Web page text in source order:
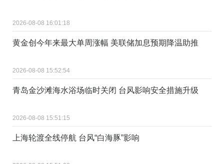
2026-08-08 16:01:18
黄金创今年来最大单周涨幅 美联储加息预期降温助推
2026-08-08 15:52:54
青岛金沙滩海水浴场临时关闭 台风影响安全措施升级
2026-08-08 15:51:15
上海轮渡全线停航 台风“白海豚”影响